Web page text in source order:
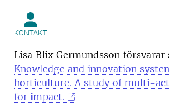
KONTAKT
Lisa Blix Germundsson försvarar
Knowledge and innovation
horticulture. A study of multi-
for impact.